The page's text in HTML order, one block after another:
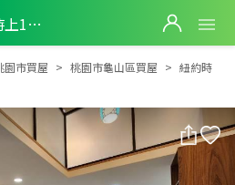
紐約時上1+1房
紐約時上1+1房
園市買屋 桃園市龜山區買屋
紐約時